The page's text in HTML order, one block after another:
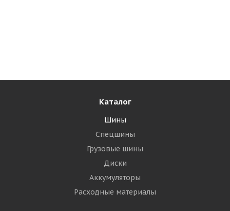
Каталог
Шины
Спецшины
Грузовые шины
Диски
Аккумуляторы
Расходные материалы